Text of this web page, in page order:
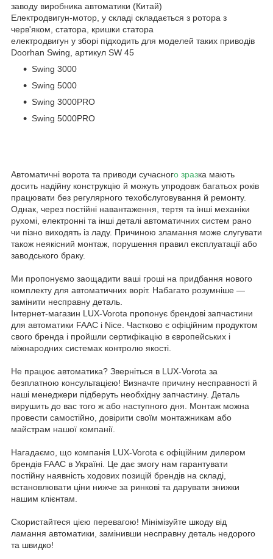
заводу виробника автоматики (Китай)
Електродвигун-мотор, у складі складається з ротора з
черв'яком, статора, кришки статора
електродвигун у зборі підходить для моделей таких приводів
Doorhan Swing, артикул SW 45
Swing 3000
Swing 5000
Swing 3000PRO
Swing 5000PRO
Автоматичні ворота та приводи сучасного зразка мають
досить надійну конструкцію й можуть упродовж багатьох років
працювати без регулярного техобслуговування й ремонту.
Однак, через постійні навантаження, тертя та інші механіки
рухомі, електронні та інші деталі автоматичних систем рано
чи пізно виходять із ладу. Причиною зламання може слугувати
також неякісний монтаж, порушення правил експлуатації або
заводського браку.
Ми пропонуємо заощадити ваші гроші на придбання нового
комплекту для автоматичних воріт. Набагато розумніше —
замінити несправну деталь.
Інтернет-магазин LUX-Vorota пропонує брендові запчастини
для автоматики FAAC і Nice. Частково є офіційним продуктом
свого бренда і пройшли сертифікацію в європейських і
міжнародних системах контролю якості.
Не працює автоматика? Зверніться в LUX-Vorota за
безплатною консультацією! Визначте причину несправності й
наші менеджери підберуть необхідну запчастину. Деталь
вирушить до вас того ж або наступного дня. Монтаж можна
провести самостійно, довірити своїм монтажникам або
майстрам нашої компанії.
Нагадаємо, що компанія LUX-Vorota є офіційним дилером
брендів FAAC в Україні. Це дає змогу нам гарантувати
постійну наявність ходових позицій брендів на складі,
встановлювати ціни нижче за ринкові та дарувати знижки
нашим клієнтам.
Скористайтеся цією перевагою! Мінімізуйте шкоду від
ламання автоматики, замінивши несправну деталь недорого
та швидко!